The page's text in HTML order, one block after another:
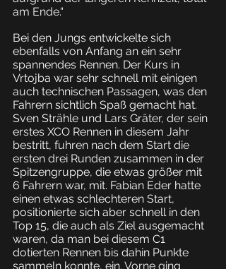
am Ende.“
Bei den Jungs entwickelte sich
ebenfalls von Anfang an ein sehr
spannendes Rennen. Der Kurs in
Vrtojba war sehr schnell mit einigen
auch technischen Passagen, was den
Fahrern sichtlich Spaß gemacht hat.
Sven Strähle und Lars Gräter, der sein
erstes XCO Rennen in diesem Jahr
bestritt, fuhren nach dem Start die
ersten drei Runden zusammen in der
Spitzengruppe, die etwas größer mit
6 Fahrern war, mit. Fabian Eder hatte
einen etwas schlechteren Start,
positionierte sich aber schnell in den
Top 15, die auch als Ziel ausgemacht
waren, da man bei diesem C1
dotierten Rennen bis dahin Punkte
sammeln konnte, ein. Vorne ging